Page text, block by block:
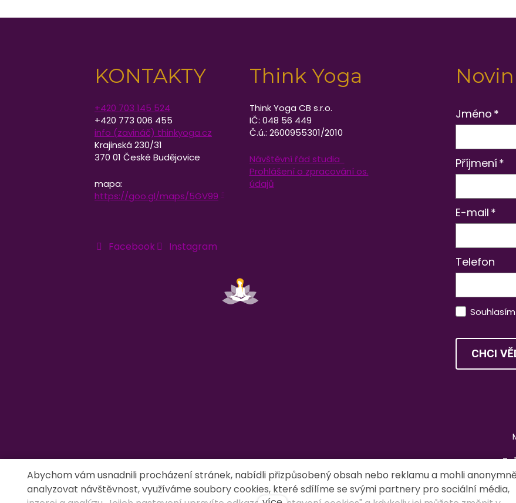
KONTAKTY
+420 703 145 524
+420 773 006 455
info (zavináč) thinkyoga.cz
Krajinská 230/31
370 01 České Budějovice
mapa:
https://goo.gl/maps/5GV99
Think Yoga
Think Yoga CB s.r.o.
IČ: 048 56 449
Č.ú.: 2600955301/2010
Návštěvní řád studia
Prohlášení o zpracování os.
údajů
Facebook Instagram
Jméno *
Příjmení*
E-mail *
Telefon
CHCI
Abychom vám usnadnili procházení stránek, nabídli přizpůsobený obsah nebo reklamu a mohli
analyzovat návštěvnost, využíváme soubory cookies, které sdílíme se svými partnery pro sociální média,